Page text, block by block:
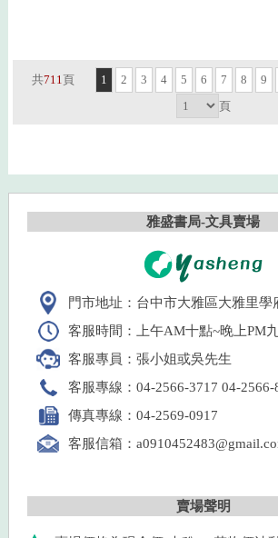
共711頁 1 2 3 4 5 6 7 8 9
頁
雅盛書局-文具賣場
門市地址：台中市大雅區大雅里學
客服時間：上午AM十點~晚上PM
客服專員：張小姐或吳先生
客服專線：04-2566-3717 04-2566-
傳真專線：04-2569-0917
客服信箱：
賣場聲明